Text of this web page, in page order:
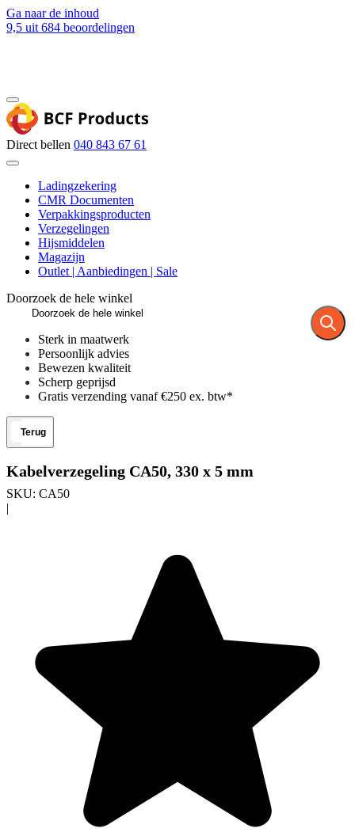
Ga naar de inhoud
9,5 uit 684 beoordelingen
Direct bellen 040 843 67 61
Ladingzekering
CMR Documenten
Verpakkingsproducten
Verzegelingen
Hijsmiddelen
Magazijn
Outlet | Aanbiedingen | Sale
Doorzoek de hele winkel
Sterk in maatwerk
Persoonlijk advies
Bewezen kwaliteit
Scherp geprijsd
Gratis verzending vanaf €250 ex. btw*
Terug
Kabelverzegeling CA50, 330 x 5 mm
SKU: CA50
|